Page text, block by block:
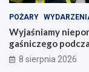
POŻARY
Wyjaśniamy
gaśniczego
8 sierpnia 2026